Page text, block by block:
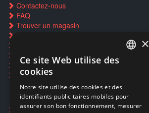
Contactez-nous
FAQ
Trouver un magasin
Restauration CD griffés
Réparations & SAV
Smartpoints
Ecogaming
×
Ce site Web utilise des
cookies
Notre site utilise des cookies et des
identifiants publicitaires mobiles pour
assurer son bon fonctionnement, mesurer